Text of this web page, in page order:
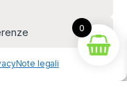
Note legali
0